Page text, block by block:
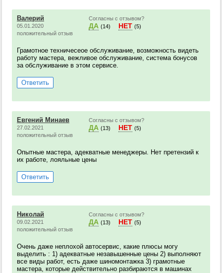
Валерий
05.01.2020
положительный отзыв
Согласны с отзывом?
ДА (14) НЕТ (5)
Грамотное техничесеое обслуживание, возможность видеть
работу мастера, вежливое обслуживание, система бонусов
за обслуживание в этом сервисе.
Ответить
Евгений Минаев
27.02.2021
положительный отзыв
Согласны с отзывом?
ДА (13) НЕТ (5)
Опытные мастера, адекватные менеджеры. Нет претензий к
их работе, лояльные цены
Ответить
Николай
09.02.2021
положительный отзыв
Согласны с отзывом?
ДА (13) НЕТ (5)
Очень даже неплохой автосервис, какие плюсы могу
выделить : 1) адекватные незавышенные цены 2) выполняют
все виды работ, есть даже шиномонтажка 3) грамотные
мастера, которые действительно разбираются в машинах